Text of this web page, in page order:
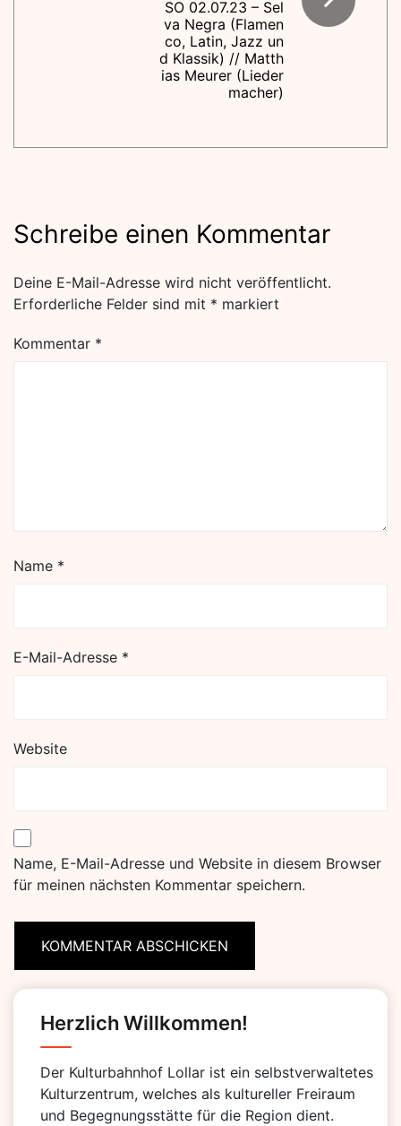
SO 02.07.23 – Sel
va Negra (Flamen
co, Latin, Jazz un
d Klassik) // Matth
ias Meurer (Lieder
macher)
Schreibe einen Kommentar
Deine E-Mail-Adresse wird nicht veröffentlicht.
Erforderliche Felder sind mit * markiert
Kommentar *
Name *
E-Mail-Adresse *
Website
Name, E-Mail-Adresse und Website in diesem Browser
für meinen nächsten Kommentar speichern.
Herzlich Willkommen!
Der Kulturbahnhof Lollar ist ein selbstverwaltetes
Kulturzentrum, welches als kultureller Freiraum
und Begegnungsstätte für die Region dient.